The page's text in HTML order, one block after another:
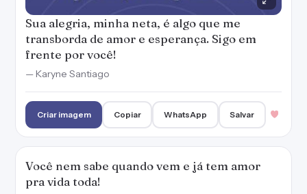
Sua alegria, minha neta, é algo que me
transborda de amor e esperança. Sigo em
frente por você!
— Karyne Santiago
Criar imagem Copiar WhatsApp Salvar
Você nem sabe quando vem e já tem amor
pra vida toda!